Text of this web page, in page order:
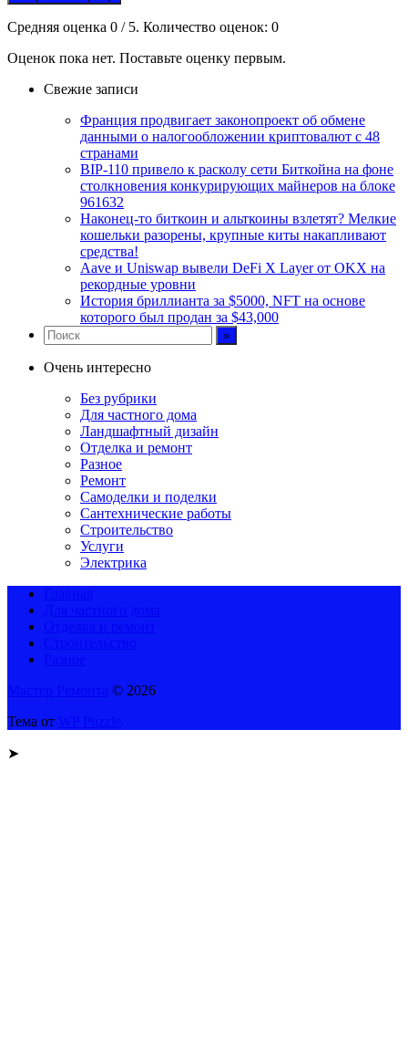
Средняя оценка 0 / 5. Количество оценок: 0
Оценок пока нет. Поставьте оценку первым.
Свежие записи
Франция продвигает законопроект об обмене
данными о налогообложении криптовалют с 48
странами
BIP-110 привело к расколу сети Биткойна на фоне
столкновения конкурирующих майнеров на блоке
961632
Наконец-то биткоин и альткоины взлетят? Мелкие
кошельки разорены, крупные киты накапливают
средства!
Aave и Uniswap вывели DeFi X Layer от OKX на
рекордные уровни
История бриллианта за $5000, NFT на основе
которого был продан за $43,000
Очень интересно
Без рубрики
Для частного дома
Ландшафтный дизайн
Отделка и ремонт
Разное
Ремонт
Самоделки и поделки
Сантехнические работы
Строительство
Услуги
Электрика
© 2026
Тема от
➤